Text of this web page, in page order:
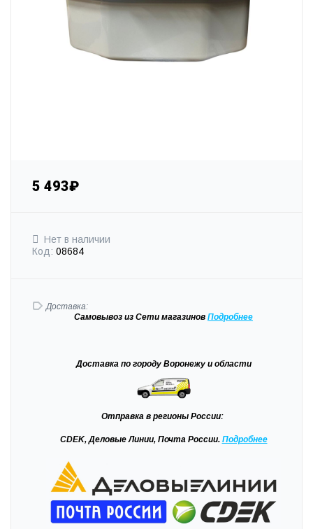
5 493₽
Нет в наличии
Код: 08684
Доставка:
Самовывоз из Сети магазинов Подробнее
Доставка по городу Воронежу и области
Отправка в регионы России:
CDEK, Деловые Линии, Почта России. Подробнее